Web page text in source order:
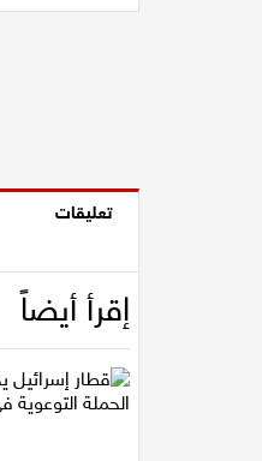
تعليقات
إقرأ أيضاً